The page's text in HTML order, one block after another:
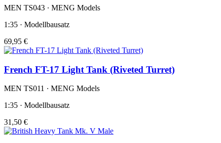
MEN TS043 · MENG Models
1:35 · Modellbausatz
69,95 €
French FT-17 Light Tank (Riveted Turret)
MEN TS011 · MENG Models
1:35 · Modellbausatz
31,50 €